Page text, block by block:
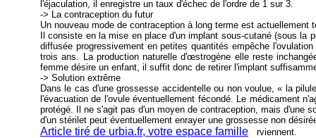
l'éjaculation, il enregistre un taux d'échec de l'ordre de 1 sur 3.
-> La contraception du futur
Un nouveau mode de contraception à long terme est actuellement
Il consiste en la mise en place d'un implant sous-cutané (sous la
diffusée progressivement en petites quantités empêche
trois ans. La production naturelle d'œstrogène elle reste
femme désire un enfant, il suffit donc de retirer l'implant
-> Solution extrême
Dans le cas d'une grossesse accidentelle ou non voulue, « la
l'évacuation de l'ovule éventuellement fécondé. Le médicament
protégé. Il ne s'agit pas d'un moyen de contraception, mais d'une
d'un stérilet peut éventuellement enrayer une grossesse non
Article tiré de urbia.fr, votre espace famille rviennent.